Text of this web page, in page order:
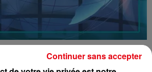
Continuer sans accepter